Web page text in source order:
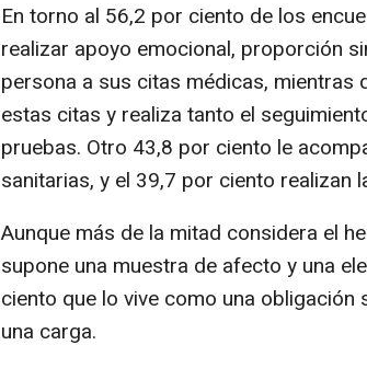
En torno al 56,2 por ciento de los
realizar apoyo emocional, proporción
persona a sus citas médicas, mientras
estas citas y realiza tanto el
pruebas. Otro 43,8 por ciento le
sanitarias, y el 39,7 por ciento realizan
Aunque más de la mitad considera el
supone una muestra de afecto y una
ciento que lo vive como una
una carga.